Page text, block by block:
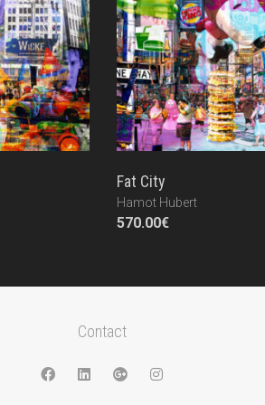
Fat City
Hamot Hubert
570.00€
Contact